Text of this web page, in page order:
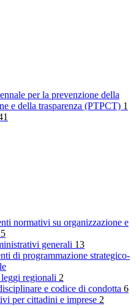
per la prevenzione della
e della trasparenza (PTPCT) 1
normativi su organizzazione e
generali 13
di programmazione strategico-
leggi regionali 2
e codice di condotta 6
per cittadini e imprese 2